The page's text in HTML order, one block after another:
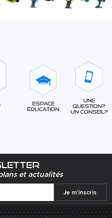
Espace
éducation
Une
question?
Un conseil?
et actualités